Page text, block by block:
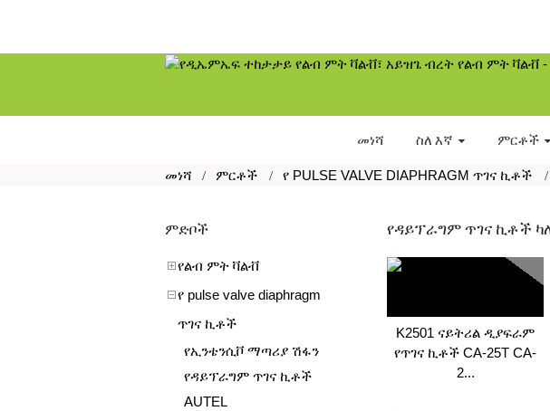
መነሻ ስለ እኛ ምርቶች
መነሻ ምርቶች የ PULSE VALVE DIAPHRAGM ጥገና ኪቶች
ምድቦች
የልብ ምት ቫልቭ
የ pulse valve diaphragm
ጥገና ኪቶች
የኢንቴንሲቮ ማጣሪያ ሽፋን
የዳይፕራግም ጥገና ኪቶች
AUTEL
የዳይፕራግም ጥገና ኪቶች
K2501 ናይትሪል ዲያፍራም
የጥገና ኪቶች CA-25T CA-
2...